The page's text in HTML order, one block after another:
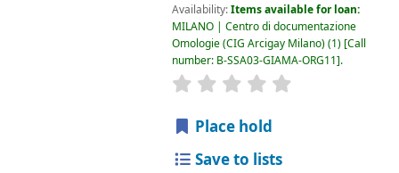
Availability:Items available for loan:
MILANO | Centro di documentazione
Omologie (CIG Arcigay Milano)(1) Call
number: B-SSA03-GIAMA-ORG11 .
star rating
Place hold
Save to lists